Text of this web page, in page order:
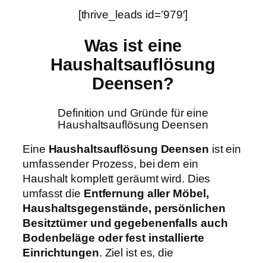
[thrive_leads id=’979′]
Was ist eine
Haushaltsauflösung
Deensen?
Definition und Gründe für eine
Haushaltsauflösung Deensen
Eine Haushaltsauflösung Deensen ist ein
umfassender Prozess, bei dem ein
Haushalt komplett geräumt wird. Dies
umfasst die Entfernung aller Möbel,
Haushaltsgegenstände, persönlichen
Besitztümer und gegebenenfalls auch
Bodenbeläge oder fest installierte
Einrichtungen. Ziel ist es, die